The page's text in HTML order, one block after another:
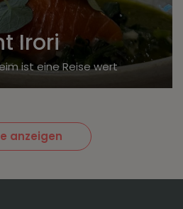
Irori
ist eine Reise wert
anzeigen